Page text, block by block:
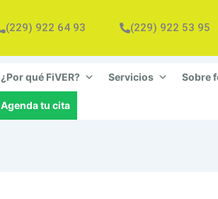
(229) 922 64 93 (229) 922 53 95
¿Por qué FiVER? Servicios Sobre
Agenda tu cita